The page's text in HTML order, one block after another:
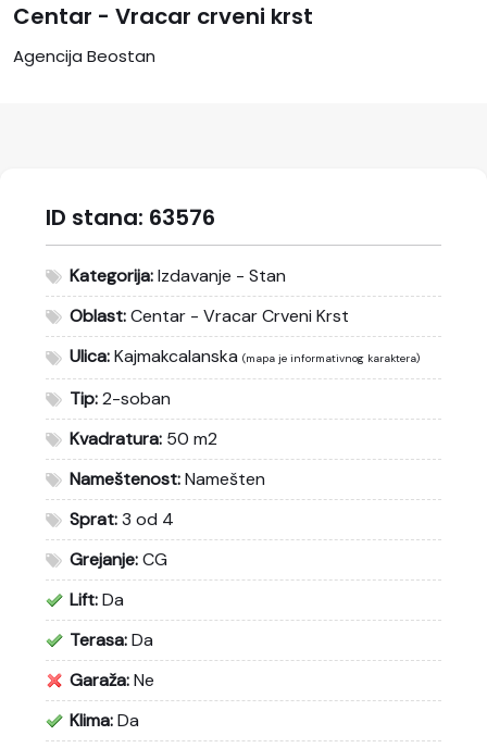
Centar - Vracar crveni krst
Agencija Beostan
ID stana: 63576
Kategorija:Izdavanje - Stan
Oblast:Centar - Vracar Crveni Krst
Ulica:Kajmakcalanska (mapa je informativnog karaktera)
Tip:2-soban
Kvadratura: 50 m2
Nameštenost:Namešten
Sprat:3 od 4
Grejanje:CG
Lift:Da
Terasa:Da
Garaža:Ne
Klima:Da